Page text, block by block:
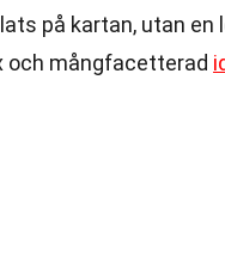
på kartan, utan en
och mångfacetterad